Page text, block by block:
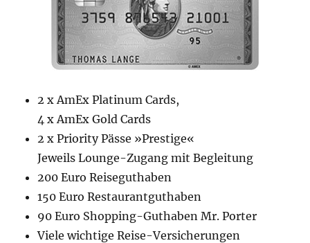
2 x AmEx Platinum Cards,
4 x AmEx Gold Cards
2 x Priority Pässe »Prestige«
Jeweils Lounge-Zugang mit Begleitung
200 Euro Reiseguthaben
150 Euro Restaurantguthaben
90 Euro Shopping-Guthaben Mr. Porter
Viele wichtige Reise-Versicherungen